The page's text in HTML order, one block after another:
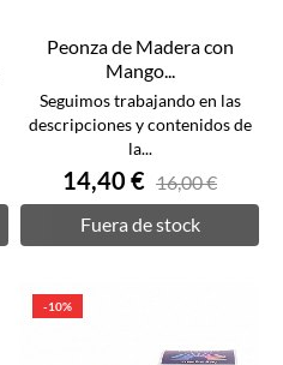
Peonza de Madera con
Mango...
Seguimos trabajando en las
descripciones y contenidos de
la...
14,40 € 16,00 €
Fuera de stock
-10%